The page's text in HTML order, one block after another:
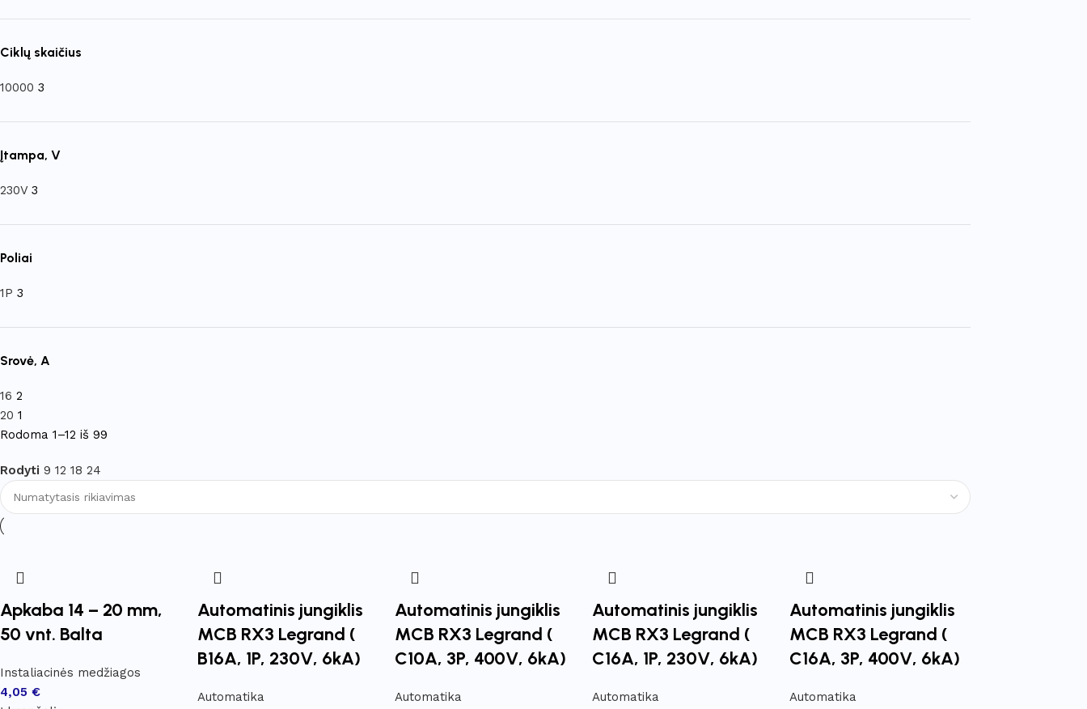
Ciklų skaičius
10000 3
Įtampa, V
230V 3
Poliai
1P 3
Srovė, A
16 2
20 1
Rodoma 1–12 iš 99
Rodyti 9 12 18 24
Apkaba 14 – 20 mm,
50 vnt. Balta
Instaliacinės medžiagos
4,05 €
Automatinis jungiklis
MCB RX3 Legrand (
B16A, 1P, 230V, 6kA)
Automatika
Automatinis jungiklis
MCB RX3 Legrand (
C10A, 3P, 400V, 6kA)
Automatika
Automatinis jungiklis
MCB RX3 Legrand (
C16A, 1P, 230V, 6kA)
Automatika
Automatinis jungiklis
MCB RX3 Legrand (
C16A, 3P, 400V, 6kA)
Automatika